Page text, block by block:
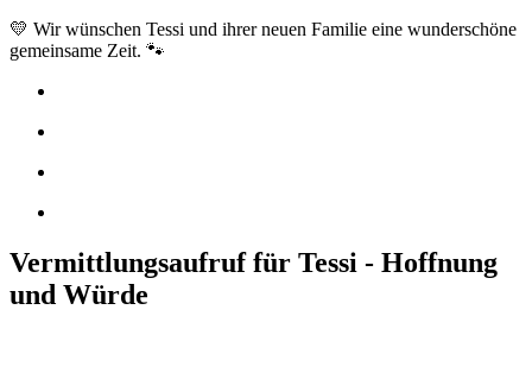
💛 Wir wünschen Tessi und ihrer neuen Familie eine wunderschöne
gemeinsame Zeit. 🐾
Vermittlungsaufruf für Tessi - Hoffnung
und Würde